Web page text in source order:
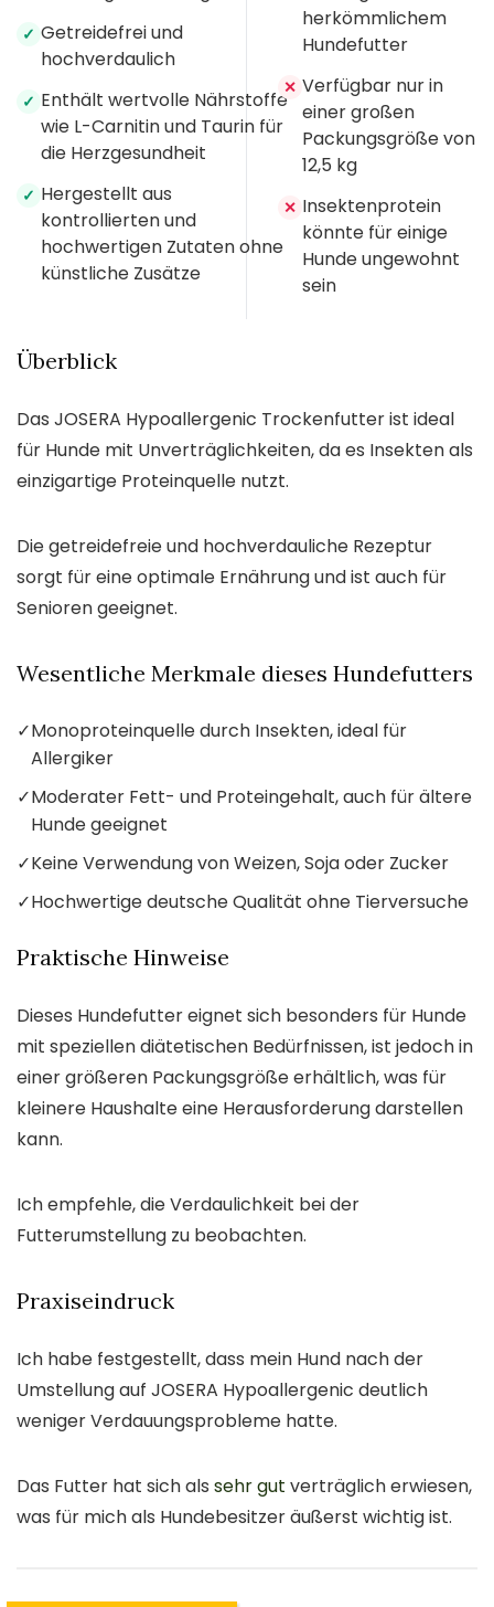
✓ Getreidefrei und
hochverdaulich
✓ Enthält wertvolle Nährstoffe
wie L-Carnitin und Taurin für
die Herzgesundheit
✓ Hergestellt aus
kontrollierten und
hochwertigen Zutaten ohne
künstliche Zusätze
herkömmlichem
Hundefutter
✕ Verfügbar nur in
einer großen
Packungsgröße von
12,5 kg
✕ Insektenprotein
könnte für einige
Hunde ungewohnt
sein
Überblick
Das JOSERA Hypoallergenic Trockenfutter ist ideal
für Hunde mit Unverträglichkeiten, da es Insekten als
einzigartige Proteinquelle nutzt.
Die getreidefreie und hochverdauliche Rezeptur
sorgt für eine optimale Ernährung und ist auch für
Senioren geeignet.
Wesentliche Merkmale dieses Hundefutters
✓Monoproteinquelle durch Insekten, ideal für
Allergiker
✓Moderater Fett- und Proteingehalt, auch für ältere
Hunde geeignet
✓Keine Verwendung von Weizen, Soja oder Zucker
✓Hochwertige deutsche Qualität ohne Tierversuche
Praktische Hinweise
Dieses Hundefutter eignet sich besonders für Hunde
mit speziellen diätetischen Bedürfnissen, ist jedoch in
einer größeren Packungsgröße erhältlich, was für
kleinere Haushalte eine Herausforderung darstellen
kann.
Ich empfehle, die Verdaulichkeit bei der
Futterumstellung zu beobachten.
Praxiseindruck
Ich habe festgestellt, dass mein Hund nach der
Umstellung auf JOSERA Hypoallergenic deutlich
weniger Verdauungsprobleme hatte.
Das Futter hat sich als sehr gut verträglich erwiesen,
was für mich als Hundebesitzer äußerst wichtig ist.